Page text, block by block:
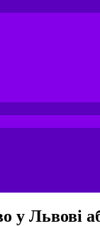
у Львові